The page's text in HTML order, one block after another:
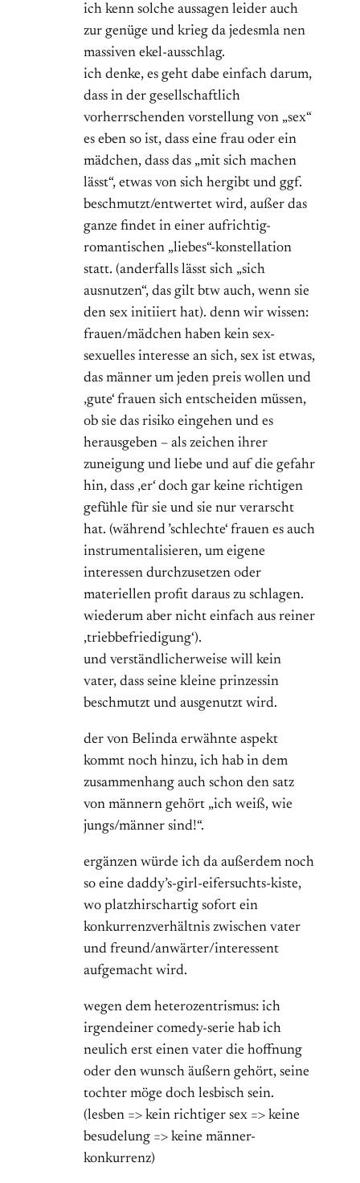
ich kenn solche aussagen leider auch
zur genüge und krieg da jedesmla nen
massiven ekel-ausschlag.
ich denke, es geht dabe einfach darum,
dass in der gesellschaftlich
vorherrschenden vorstellung von „sex“
es eben so ist, dass eine frau oder ein
mädchen, dass das „mit sich machen
lässt“, etwas von sich hergibt und ggf.
beschmutzt/entwertet wird, außer das
ganze findet in einer aufrichtig-
romantischen „liebes“-konstellation
statt. (anderfalls lässt sich „sich
ausnutzen“, das gilt btw auch, wenn sie
den sex initiiert hat). denn wir wissen:
frauen/mädchen haben kein sex-
sexuelles interesse an sich, sex ist etwas,
das männer um jeden preis wollen und
‚gute‘ frauen sich entscheiden müssen,
ob sie das risiko eingehen und es
herausgeben – als zeichen ihrer
zuneigung und liebe und auf die gefahr
hin, dass ‚er‘ doch gar keine richtigen
gefühle für sie und sie nur verarscht
hat. (während ’schlechte‘ frauen es auch
instrumentalisieren, um eigene
interessen durchzusetzen oder
materiellen profit daraus zu schlagen.
wiederum aber nicht einfach aus reiner
‚triebbefriedigung‘).
und verständlicherweise will kein
vater, dass seine kleine prinzessin
beschmutzt und ausgenutzt wird.
der von Belinda erwähnte aspekt
kommt noch hinzu, ich hab in dem
zusammenhang auch schon den satz
von männern gehört „ich weiß, wie
jungs/männer sind!“.
ergänzen würde ich da außerdem noch
so eine daddy’s-girl-eifersuchts-kiste,
wo platzhirschartig sofort ein
konkurrenzverhältnis zwischen vater
und freund/anwärter/interessent
aufgemacht wird.
wegen dem heterozentrismus: ich
irgendeiner comedy-serie hab ich
neulich erst einen vater die hoffnung
oder den wunsch äußern gehört, seine
tochter möge doch lesbisch sein.
(lesben => kein richtiger sex => keine
besudelung => keine männer-
konkurrenz)